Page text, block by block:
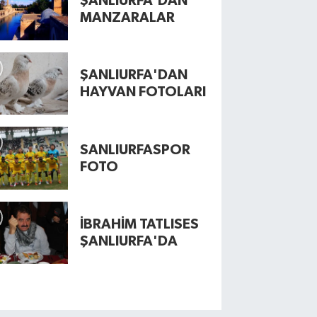
kar manzaraları
MANZARALAR
ŞANLIURFA'DAN
HAYVAN FOTOLARI
SANLIURFASPOR
FOTO
İBRAHİM TATLISES
ŞANLIURFA'DA